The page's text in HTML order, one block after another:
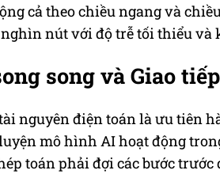
cả theo chiều ngang và
nút với độ trễ tối thiểu và
song và Giao
nguyên điện toán là ưu tiên
mô hình AI hoạt động
toán phải đợi các bước